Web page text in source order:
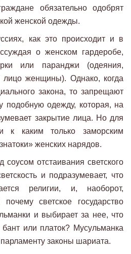
обязательно одобрят
женской одежды.
как это происходит и в
о женском гардеробе,
или паранджи (одеяния,
женщины). Однако, когда
закона, то запрещают
подобную одежду, которая, на
закрытие лица. Но для
к каким только заморским
женских нарядов.
соусом отстаивания светского
и подразумевает, что
религии, и, наоборот,
почему светское государство
и выбирает за нее, что
или платок? Мусульманка
законы шариата.